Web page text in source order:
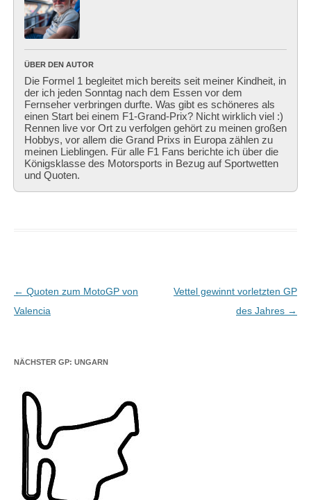
ÜBER DEN AUTOR
Die Formel 1 begleitet mich bereits seit meiner Kindheit, in
der ich jeden Sonntag nach dem Essen vor dem
Fernseher verbringen durfte. Was gibt es schöneres als
einen Start bei einem F1-Grand-Prix? Nicht wirklich viel :)
Rennen live vor Ort zu verfolgen gehört zu meinen großen
Hobbys, vor allem die Grand Prixs in Europa zählen zu
meinen Lieblingen. Für alle F1 Fans berichte ich über die
Königsklasse des Motorsports in Bezug auf Sportwetten
und Quoten.
Beitragsnavigation
← Quoten zum MotoGP von
Valencia
Vettel gewinnt vorletzten GP
des Jahres →
NÄCHSTER GP: UNGARN